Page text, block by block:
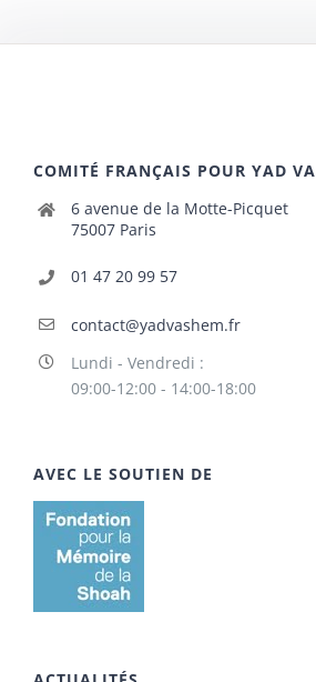
COMITÉ FRANÇAIS POUR YAD
6 avenue de la Motte-Picquet
75007 Paris
01 47 20 99 57
contact@yadvashem.fr
Lundi - Vendredi :
09:00-12:00 - 14:00-18:00
AVEC LE SOUTIEN DE